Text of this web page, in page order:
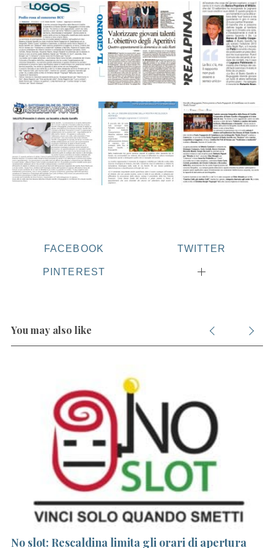
FACEBOOK TWITTER
PINTEREST
You may also like
No slot: Rescaldina limita gli orari di apertura